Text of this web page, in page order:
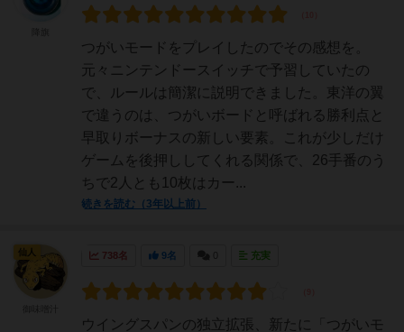
つがいモードをプレイしたのでその感想を。
元々ニンテンドースイッチで予習していたの
で、ルールは簡潔に説明できました。東洋の翼
で違うのは、つがいボードと呼ばれる勝利点と
早取りボーナスの新しい要素。これが少しだけ
ゲームを後押ししてくれる関係で、26手番のう
ちで2人とも10枚はカー...
続きを読む（3年以上前）
738名 9名 充実
ウイングスパンの独立拡張、新たに「つがいモ
仙人